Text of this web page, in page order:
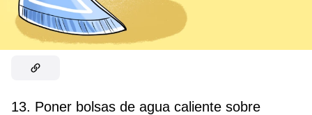
13. Poner bolsas de agua caliente sobre